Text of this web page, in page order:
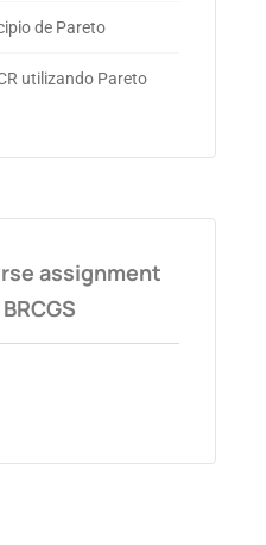
de Pareto
utilizando Pareto
assignment